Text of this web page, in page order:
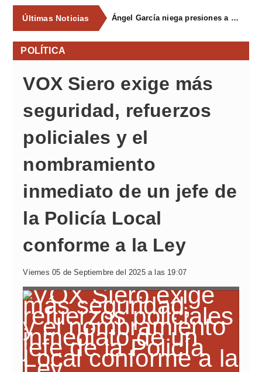
Últimas Noticias Ángel García niega presiones a comercios y asegura que el Ayuntamiento cumple "de manera muy rigurosa" la Ley de Contratos
POLÍTICA
VOX Siero exige más
seguridad, refuerzos
policiales y el
nombramiento
inmediato de un jefe de
la Policía Local
conforme a la Ley
Viernes 05 de Septiembre del 2025 a las 19:07